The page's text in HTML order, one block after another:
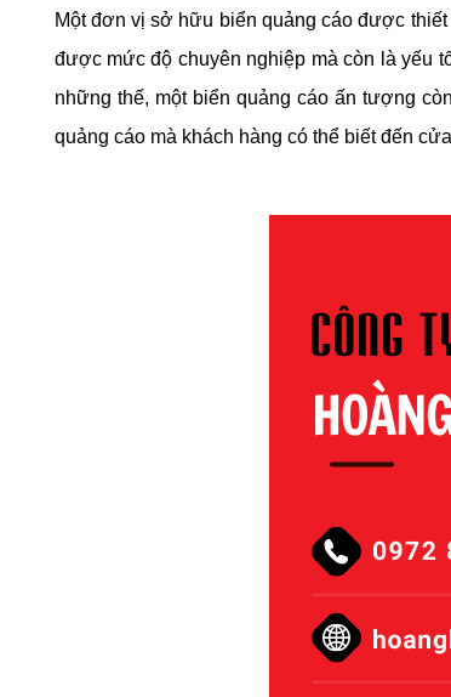
Một đơn vị sở hữu biển quảng cáo được
được mức độ chuyên nghiệp mà còn là yếu
những thế, một biển quảng cáo ấn tượng
quảng cáo mà khách hàng có thể biết đến